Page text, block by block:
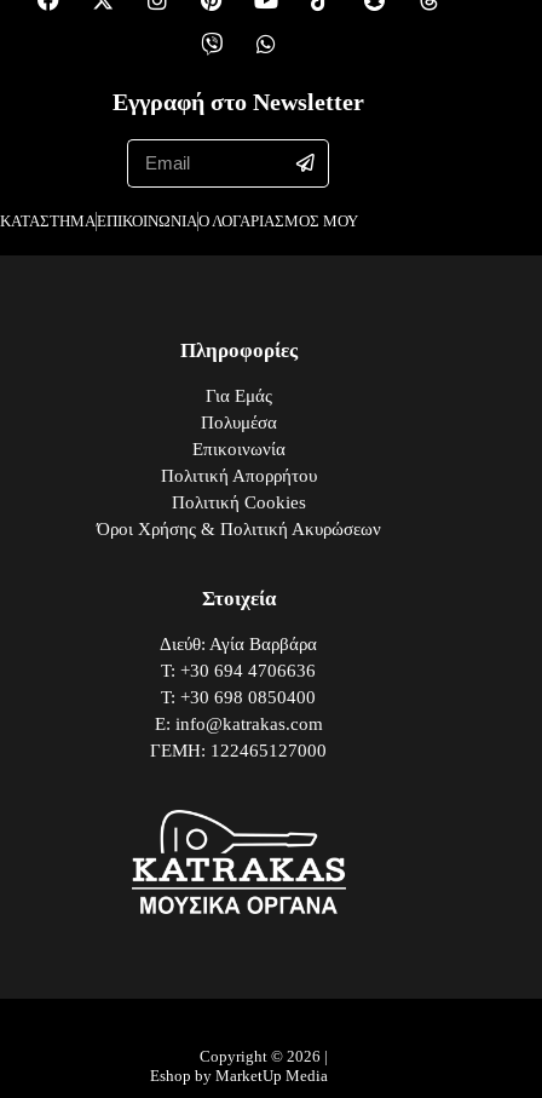
Εγγραφή στο Newsletter
ΚΑΤΑΣΤΗΜΑΕΠΙΚΟΙΝΩΝΙΑΟ ΛΟΓΑΡΙΑΣΜΟΣ ΜΟΥ
Πληροφορίες
Για Εμάς
Πολυμέσα
Επικοινωνία
Πολιτική Απορρήτου
Πολιτική Cookies
Όροι Χρήσης & Πολιτική Ακυρώσεων
Στοιχεία
Διεύθ: Αγία Βαρβάρα
Τ: +30 694 4706636
Τ: +30 698 0850400
E: info@katrakas.com
ΓΕΜΗ: 122465127000
Copyright © 2026 |
Eshop by MarketUp Media